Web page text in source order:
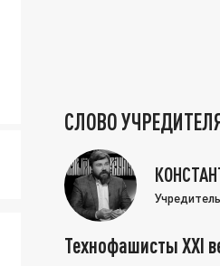
СЛОВО
Технофашисты XXI